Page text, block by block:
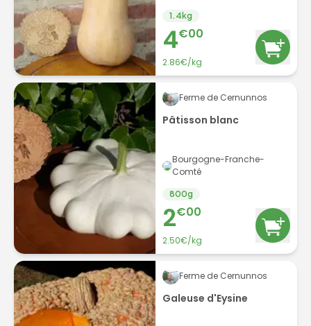
1.4 kg
4€00
2.86€/kg
Ferme de Cernunnos
Pâtisson blanc
Bourgogne-Franche-
Comté
800g
2€00
2.50€/kg
Ferme de Cernunnos
Galeuse d'Eysine